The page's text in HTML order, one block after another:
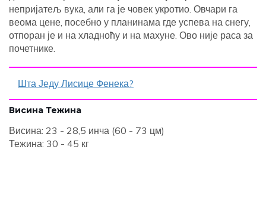
непријатељ вука, али га је човек укротио. Овчари га
веома цене, посебно у планинама где успева на снегу,
отпоран је и на хладноћу и на махуне. Ово није раса за
почетнике.
Шта Једу Лисице Фенека?
Висина Тежина
Висина: 23 - 28,5 инча (60 - 73 цм)
Тежина: 30 - 45 кг